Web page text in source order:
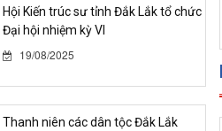
Hội Kiến trúc sư tỉnh Đắk Lắk tổ chức
Đại hội nhiệm kỳ VI
19/08/2025
Thanh niên các dân tộc Đắk Lắk